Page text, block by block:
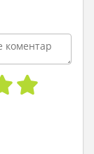
але на
була
меблі,
з
житла: так,
що ледь
виписував